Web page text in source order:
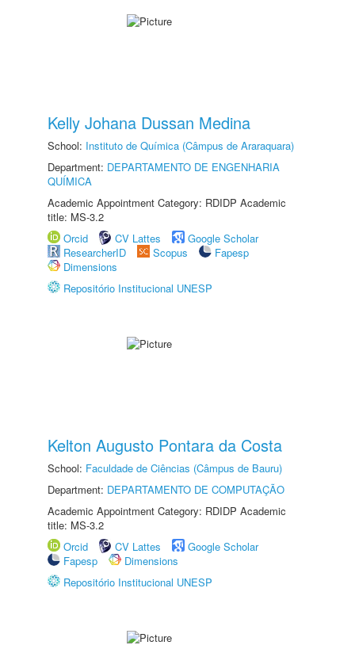
Kelly Johana Dussan Medina
School: Instituto de Química (Câmpus de Araraquara)
Department: DEPARTAMENTO DE ENGENHARIA
QUÍMICA
Academic Appointment Category: RDIDP Academic
title: MS-3.2
Orcid
CV Lattes
Google Scholar
ResearcherID
Scopus
Fapesp
Dimensions
Repositório Institucional UNESP
Kelton Augusto Pontara da Costa
School: Faculdade de Ciências (Câmpus de Bauru)
Department: DEPARTAMENTO DE COMPUTAÇÃO
Academic Appointment Category: RDIDP Academic
title: MS-3.2
Orcid
CV Lattes
Google Scholar
Fapesp
Dimensions
Repositório Institucional UNESP